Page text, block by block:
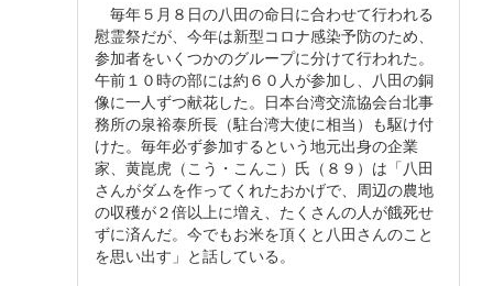
毎年５月８日の八田の命日に合わせて行われる
慰霊祭だが、今年は新型コロナ感染予防のため、
参加者をいくつかのグループに分けて行われた。
午前１０時の部には約６０人が参加し、八田の銅
像に一人ずつ献花した。日本台湾交流協会台北事
務所の泉裕泰所長（駐台湾大使に相当）も駆け付
けた。毎年必ず参加するという地元出身の企業
家、黄崑虎（こう・こんこ）氏（８９）は「八田
さんがダムを作ってくれたおかげで、周辺の農地
の収穫が２倍以上に増え、たくさんの人が餓死せ
ずに済んだ。今でもお米を頂くと八田さんのこと
を思い出す」と話している。